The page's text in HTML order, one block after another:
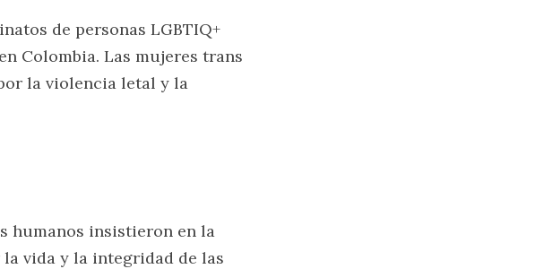
de personas LGBTIQ+
Colombia. Las mujeres trans
la violencia letal y la
humanos insistieron en la
vida y la integridad de las